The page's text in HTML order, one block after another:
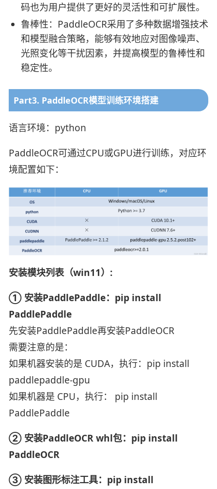
码也为用户提供了更好的灵活性和可扩展性。
鲁棒性：PaddleOCR采用了多种数据增强技术
和模型融合策略，能够有效地应对图像噪声、
光照变化等干扰因素，并提高模型的鲁棒性和
稳定性。
Part3. PaddleOCR模型训练环境搭建
语言环境：python
PaddleOCR可通过CPU或GPU进行训练，对应环
境配置如下：
安装模块列表（win11）:
① 安装PaddlePaddle：pip install
PaddlePaddle
先安装PaddlePaddle再安装PaddleOCR
需要注意的是：
如果机器安装的是 CUDA，执行：pip install
paddlepaddle-gpu
如果机器是 CPU，执行： pip install
PaddlePaddle
② 安装PaddleOCR whl包：pip install
PaddleOCR
③ 安装图形标注工具：pip install